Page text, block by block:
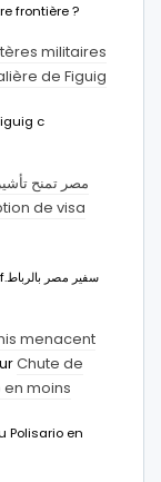
frontière ?
militaires
de Figuig
c
مصر تمنح
de visa
menacent
Chute de
en moins
Polisario en